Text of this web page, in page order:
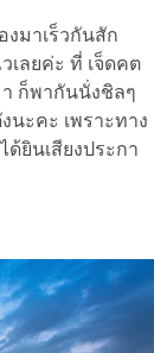
มาเร็วกันสัก
เลยค่ะ ที่ เจ็ดคต
ก็พากันนั่งชิลๆ
นะคะ เพราะทาง
ด้ยินเสียงประกา